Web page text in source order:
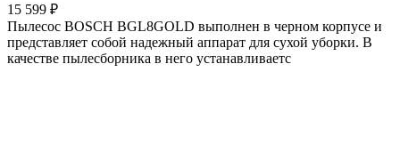
15 599 ₽
Пылесос BOSCH BGL8GOLD выполнен в черном корпусе и
представляет собой надежный аппарат для сухой уборки. В
качестве пылесборника в него устанавливаетс